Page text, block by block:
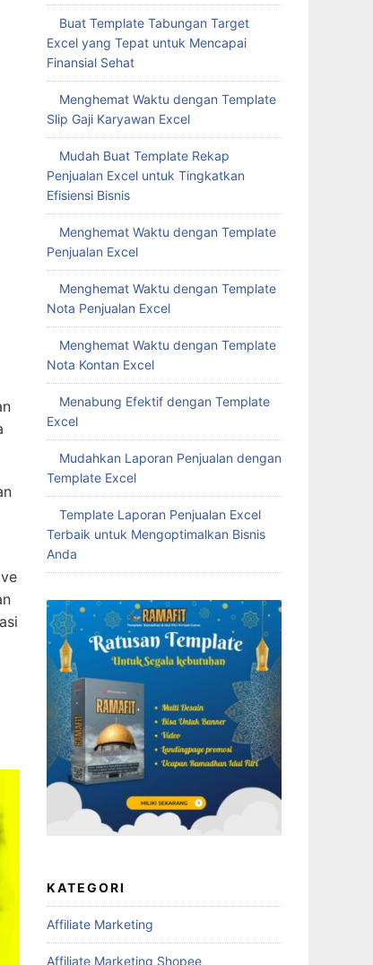
Buat Template Tabungan Target
Excel yang Tepat untuk Mencapai
Finansial Sehat
Menghemat Waktu dengan Template
Slip Gaji Karyawan Excel
Mudah Buat Template Rekap
Penjualan Excel untuk Tingkatkan
Efisiensi Bisnis
Menghemat Waktu dengan Template
Penjualan Excel
Menghemat Waktu dengan Template
Nota Penjualan Excel
Menghemat Waktu dengan Template
Nota Kontan Excel
Menabung Efektif dengan Template
Excel
Mudahkan Laporan Penjualan dengan
Template Excel
Template Laporan Penjualan Excel
Terbaik untuk Mengoptimalkan Bisnis
Anda
KATEGORI
Affiliate Marketing
Affiliate Marketing Shopee